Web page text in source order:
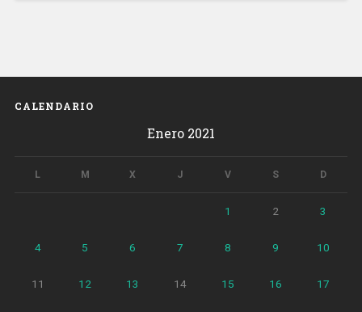
sanitarias
llegada
Año
CALENDARIO
Enero 2021
L M X J V S D
1 2 3
4 5 6 7 8 9 10
11 12 13 14 15 16 17